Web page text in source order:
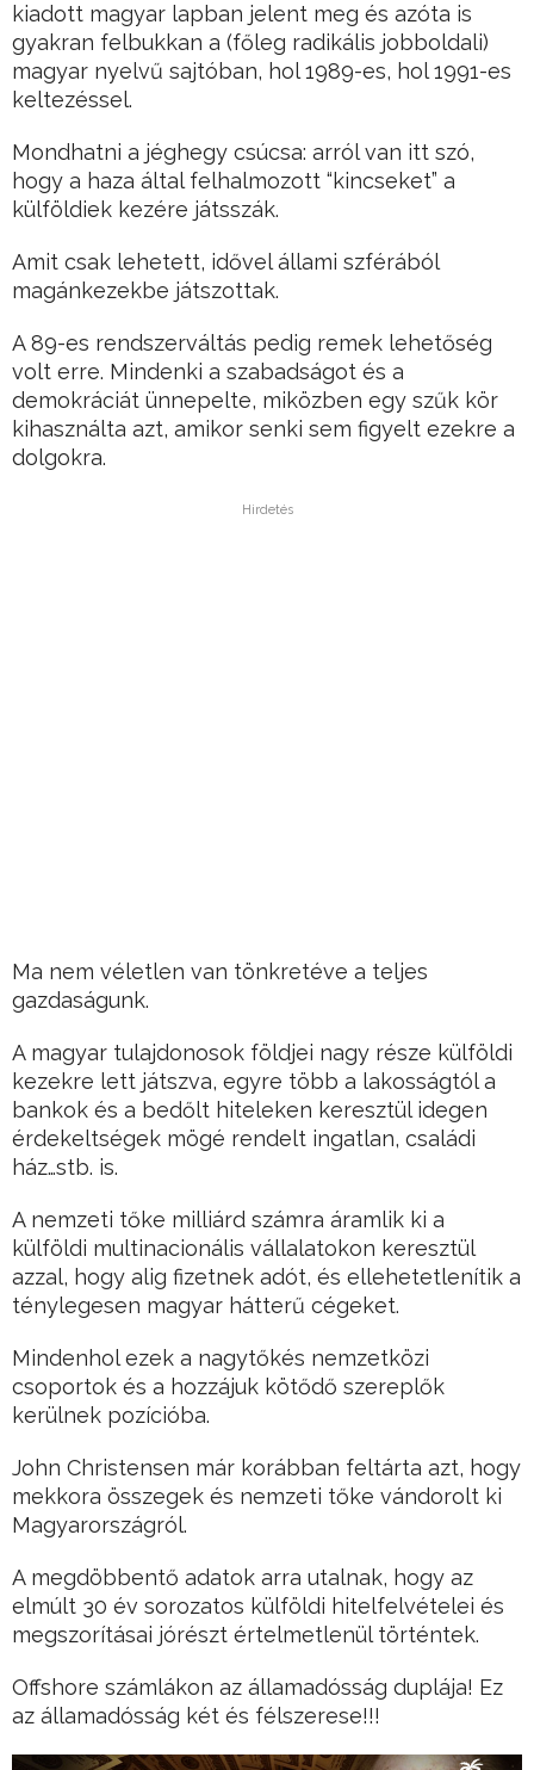
kiadott magyar lapban jelent meg és azóta is
gyakran felbukkan a (főleg radikális jobboldali)
magyar nyelvű sajtóban, hol 1989-es, hol 1991-es
keltezéssel.
Mondhatni a jéghegy csúcsa: arról van itt szó,
hogy a haza által felhalmozott “kincseket” a
külföldiek kezére játsszák.
Amit csak lehetett, idővel állami szférából
magánkezekbe játszottak.
A 89-es rendszerváltás pedig remek lehetőség
volt erre. Mindenki a szabadságot és a
demokráciát ünnepelte, miközben egy szűk kör
kihasználta azt, amikor senki sem figyelt ezekre a
dolgokra.
Hirdetés
Ma nem véletlen van tönkretéve a teljes
gazdaságunk.
A magyar tulajdonosok földjei nagy része külföldi
kezekre lett játszva, egyre több a lakosságtól a
bankok és a bedőlt hiteleken keresztül idegen
érdekeltségek mögé rendelt ingatlan, családi
ház…stb. is.
A nemzeti tőke milliárd számra áramlik ki a
külföldi multinacionális vállalatokon keresztül
azzal, hogy alig fizetnek adót, és ellehetetlenítik a
ténylegesen magyar hátterű cégeket.
Mindenhol ezek a nagytőkés nemzetközi
csoportok és a hozzájuk kötődő szereplők
kerülnek pozícióba.
John Christensen már korábban feltárta azt, hogy
mekkora összegek és nemzeti tőke vándorolt ki
Magyarországról.
A megdöbbentő adatok arra utalnak, hogy az
elmúlt 30 év sorozatos külföldi hitelfelvételei és
megszorításai jórészt értelmetlenül történtek.
Offshore számlákon az államadósság duplája! Ez
az államadósság két és félszerese!!!